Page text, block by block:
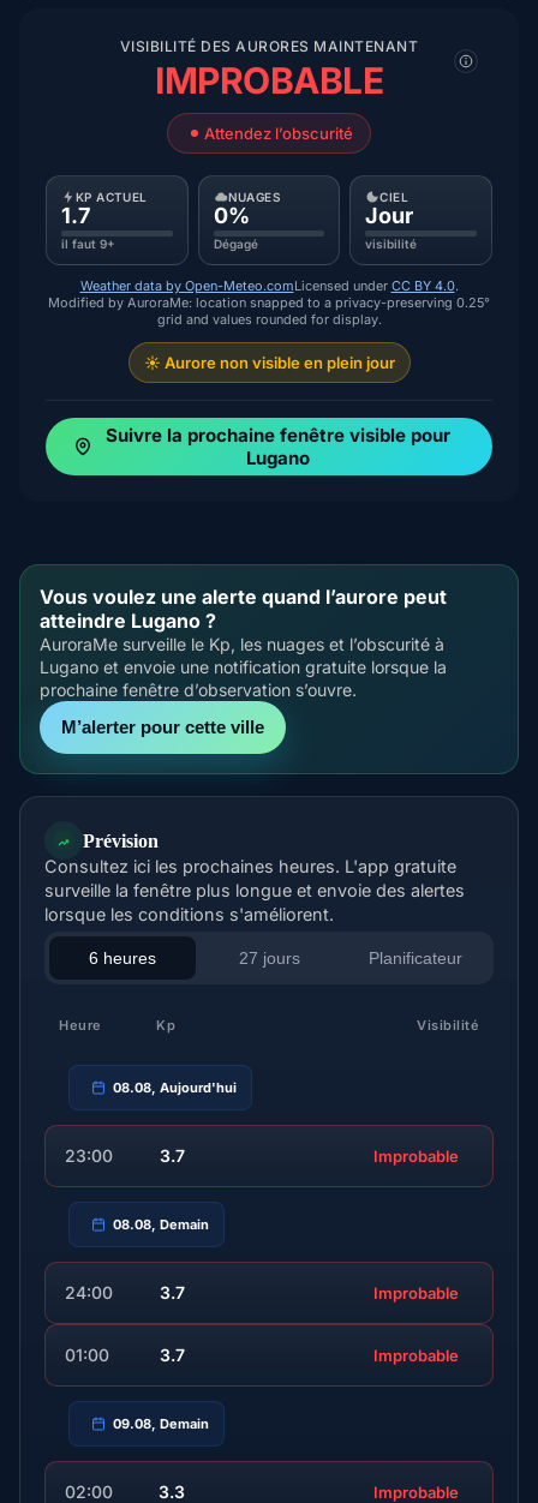
VISIBILITÉ DES AURORES MAINTENANT
IMPROBABLE
Attendez l’obscurité
KP ACTUEL
1.7
il faut 9+
NUAGES
0%
Dégagé
CIEL
Jour
visibilité
Weather data by Open-Meteo.comLicensed under CC BY 4.0.
Modified by AuroraMe: location snapped to a privacy-preserving 0.25°
grid and values rounded for display.
☀️ Aurore non visible en plein jour
Suivre la prochaine fenêtre visible pour
Lugano
Vous voulez une alerte quand l’aurore peut
atteindre Lugano ?
AuroraMe surveille le Kp, les nuages et l’obscurité à
Lugano et envoie une notification gratuite lorsque la
prochaine fenêtre d’observation s’ouvre.
M’alerter pour cette ville
Prévision
Consultez ici les prochaines heures. L'app gratuite
surveille la fenêtre plus longue et envoie des alertes
lorsque les conditions s'améliorent.
6 heures 27 jours Planificateur
Heure Kp Visibilité
08.08, Aujourd'hui
23:00 3.7 Improbable
08.08, Demain
24:00 3.7 Improbable
01:00 3.7 Improbable
09.08, Demain
02:00 3.3 Improbable